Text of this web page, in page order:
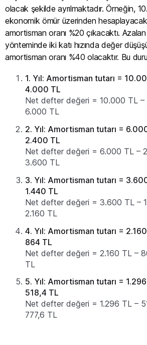
olacak şekilde ayrılmaktadır. Örneğin,
ekonomik ömür üzerinden
amortisman oranı %20 çıkacaktı.
yönteminde iki katı hızında değer
amortisman oranı %40 olacaktır. Bu
1. Yıl: Amortisman tutarı =
4.000 TL
Net defter değeri = 10.000 TL
6.000 TL
2. Yıl: Amortisman tutarı =
2.400 TL
Net defter değeri = 6.000 TL –
3.600 TL
3. Yıl: Amortisman tutarı =
1.440 TL
Net defter değeri = 3.600 TL –
2.160 TL
4. Yıl: Amortisman tutarı =
864 TL
Net defter değeri = 2.160 TL –
TL
5. Yıl: Amortisman tutarı =
518,4 TL
Net defter değeri = 1.296 TL –
777,6 TL